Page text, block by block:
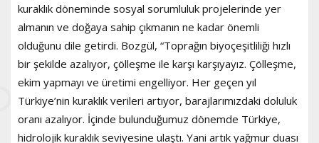
kuraklık döneminde sosyal sorumluluk projelerinde yer
almanın ve doğaya sahip çıkmanın ne kadar önemli
olduğunu dile getirdi. Bozgül, “Toprağın biyoçeşitliliği hızlı
bir şekilde azalıyor, çölleşme ile karşı karşıyayız. Çölleşme,
ekim yapmayı ve üretimi engelliyor. Her geçen yıl
Türkiye’nin kuraklık verileri artıyor, barajlarımızdaki doluluk
oranı azalıyor. İçinde bulunduğumuz dönemde Türkiye,
hidrolojik kuraklık seviyesine ulaştı. Yani artık yağmur duası